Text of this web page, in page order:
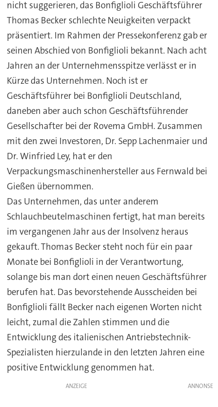
nicht suggerieren, das Bonfiglioli Geschäftsführer
Thomas Becker schlechte Neuigkeiten verpackt
präsentiert. Im Rahmen der Pressekonferenz gab er
seinen Abschied von Bonfiglioli bekannt. Nach acht
Jahren an der Unternehmensspitze verlässt er in
Kürze das Unternehmen. Noch ist er
Geschäftsführer bei Bonfiglioli Deutschland,
daneben aber auch schon Geschäftsführender
Gesellschafter bei der Rovema GmbH. Zusammen
mit den zwei Investoren, Dr. Sepp Lachenmaier und
Dr. Winfried Ley, hat er den
Verpackungsmaschinenhersteller aus Fernwald bei
Gießen übernommen.
Das Unternehmen, das unter anderem
Schlauchbeutelmaschinen fertigt, hat man bereits
im vergangenen Jahr aus der Insolvenz heraus
gekauft. Thomas Becker steht noch für ein paar
Monate bei Bonfiglioli in der Verantwortung,
solange bis man dort einen neuen Geschäftsführer
berufen hat. Das bevorstehende Ausscheiden bei
Bonfiglioli fällt Becker nach eigenen Worten nicht
leicht, zumal die Zahlen stimmen und die
Entwicklung des italienischen Antriebstechnik-
Spezialisten hierzulande in den letzten Jahren eine
positive Entwicklung genommen hat.
ANZEIGE